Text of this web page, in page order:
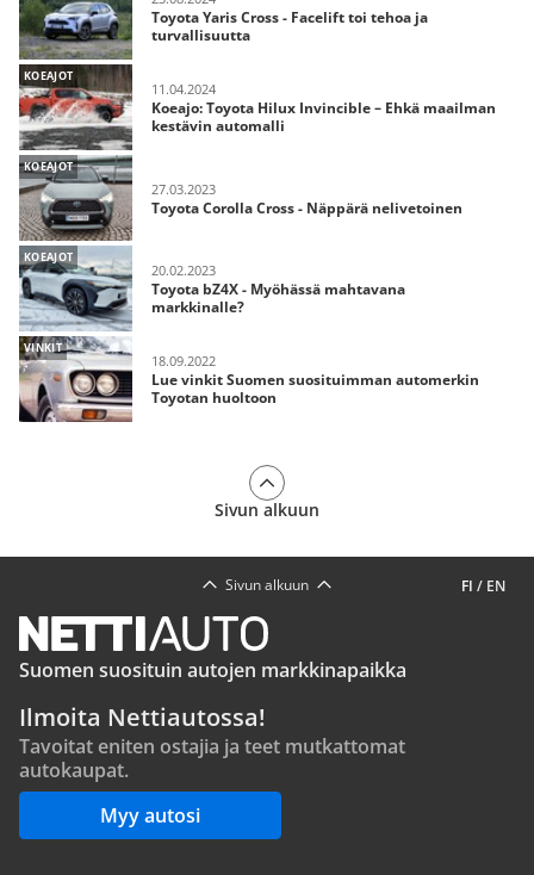
Toyota Yaris Cross - Facelift toi tehoa ja
turvallisuutta
KOEAJOT
11.04.2024
Koeajo: Toyota Hilux Invincible – Ehkä maailman
kestävin automalli
KOEAJOT
27.03.2023
Toyota Corolla Cross - Näppärä nelivetoinen
KOEAJOT
20.02.2023
Toyota bZ4X - Myöhässä mahtavana
markkinalle?
VINKIT
18.09.2022
Lue vinkit Suomen suosituimman automerkin
Toyotan huoltoon
Sivun alkuun
FI / EN
Sivun alkuun
Suomen suosituin autojen markkinapaikka
Ilmoita Nettiautossa!
Tavoitat eniten ostajia ja teet mutkattomat
autokaupat.
Myy autosi